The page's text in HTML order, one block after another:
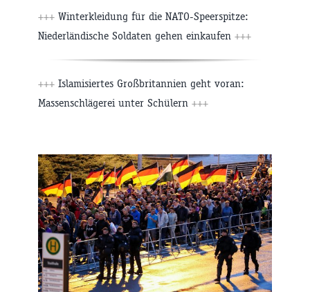
+++ Winterkleidung für die NATO-Speerspitze:
Niederländische Soldaten gehen einkaufen +++
+++ Islamisiertes Großbritannien geht voran:
Massenschlägerei unter Schülern +++